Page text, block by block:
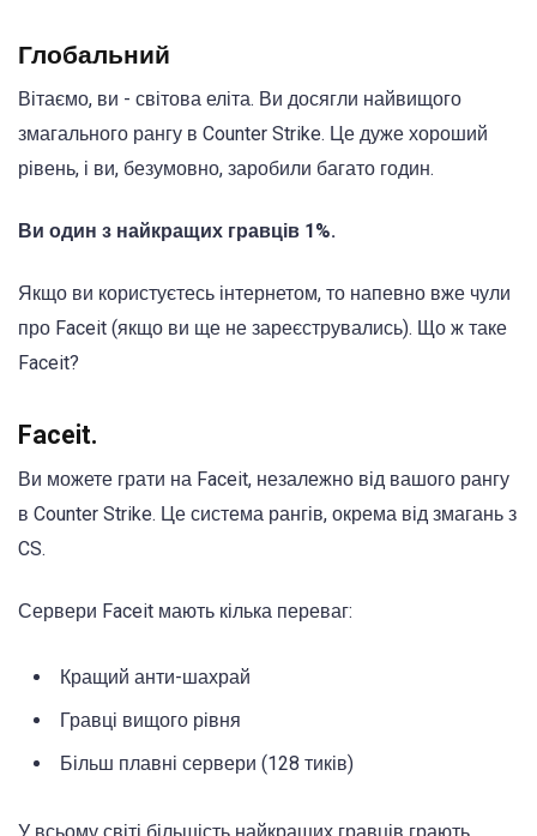
Глобальний
Вітаємо, ви - світова еліта. Ви досягли найвищого
змагального рангу в Counter Strike. Це дуже хороший
рівень, і ви, безумовно, заробили багато годин.
Ви один з найкращих гравців 1%.
Якщо ви користуєтесь інтернетом, то напевно вже чули
про Faceit (якщо ви ще не зареєструвались). Що ж таке
Faceit?
Faceit.
Ви можете грати на Faceit, незалежно від вашого рангу
в Counter Strike. Це система рангів, окрема від змагань з
CS.
Сервери Faceit мають кілька переваг:
Кращий анти-шахрай
Гравці вищого рівня
Більш плавні сервери (128 тиків)
У всьому світі більшість найкращих гравців грають